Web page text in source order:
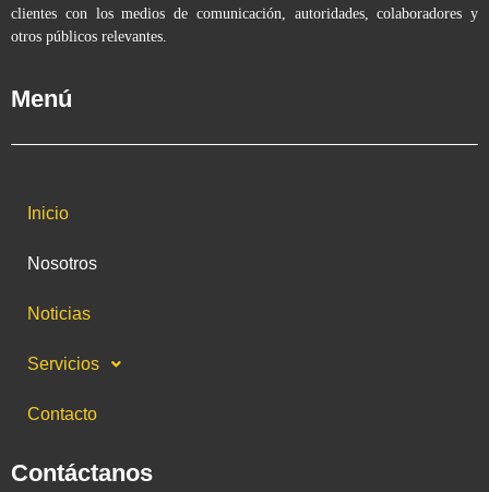
clientes con los medios de comunicación, autoridades, colaboradores y
otros públicos relevantes.
Menú
Inicio
Nosotros
Noticias
Servicios
Contacto
Contáctanos